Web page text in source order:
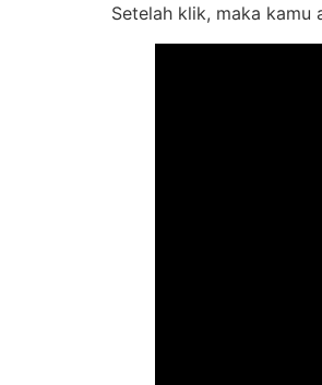
Setelah klik, maka